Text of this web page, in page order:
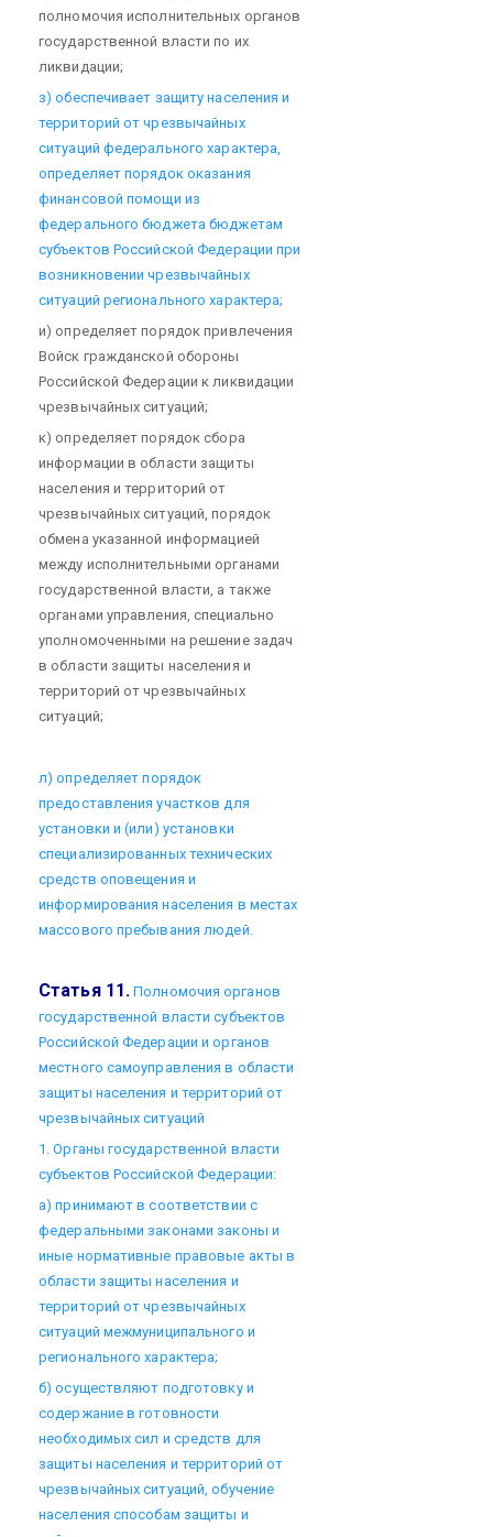
полномочия исполнительных органов
государственной власти по их
ликвидации;
з) обеспечивает защиту населения и
территорий от чрезвычайных
ситуаций федерального характера,
определяет порядок оказания
финансовой помощи из
федерального бюджета бюджетам
субъектов Российской Федерации при
возникновении чрезвычайных
ситуаций регионального характера;
и) определяет порядок привлечения
Войск гражданской обороны
Российской Федерации к ликвидации
чрезвычайных ситуаций;
к) определяет порядок сбора
информации в области защиты
населения и территорий от
чрезвычайных ситуаций, порядок
обмена указанной информацией
между исполнительными органами
государственной власти, а также
органами управления, специально
уполномоченными на решение задач
в области защиты населения и
территорий от чрезвычайных
ситуаций;
л) определяет порядок
предоставления участков для
установки и (или) установки
специализированных технических
средств оповещения и
информирования населения в местах
массового пребывания людей.
Статья 11. Полномочия органов
государственной власти субъектов
Российской Федерации и органов
местного самоуправления в области
защиты населения и территорий от
чрезвычайных ситуаций
1. Органы государственной власти
субъектов Российской Федерации:
а) принимают в соответствии с
федеральными законами законы и
иные нормативные правовые акты в
области защиты населения и
территорий от чрезвычайных
ситуаций межмуниципального и
регионального характера;
б) осуществляют подготовку и
содержание в готовности
необходимых сил и средств для
защиты населения и территорий от
чрезвычайных ситуаций, обучение
населения способам защиты и